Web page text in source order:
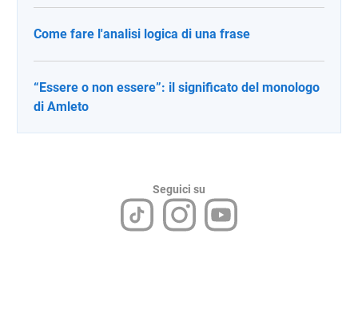
Come fare l'analisi logica di una frase
“Essere o non essere”: il significato del monologo
di Amleto
Seguici su